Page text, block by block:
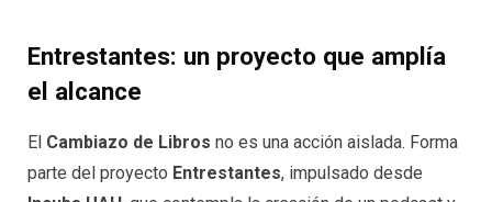
Entrestantes: un proyecto que amplía
el alcance
El Cambiazo de Libros no es una acción aislada. Forma
parte del proyecto Entrestantes, impulsado desde